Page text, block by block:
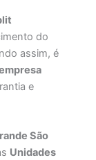
do
assim, é
e
São
Unidades